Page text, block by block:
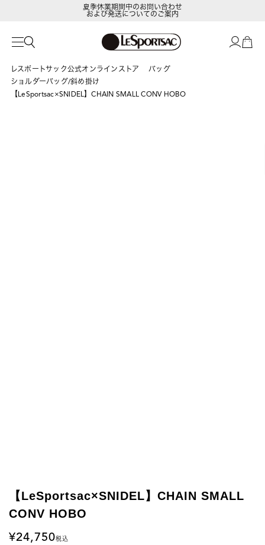
LeSportsac Member's Club
および発送についてのご案内
レスポートサック公式オンラインストア
バッグ
ショルダーバッグ/斜め掛け
【LeSportsac×SNIDEL】CHAIN SMALL CONV HOBO
【LeSportsac×SNIDEL】CHAIN SMALL
CONV HOBO
24,750税込